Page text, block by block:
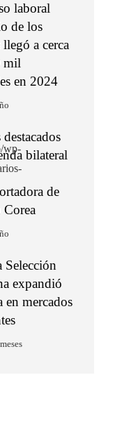
laboral
de los
a cerca
mil
en 2024
bilateral
de
Corea
Selección
expandió
en mercados